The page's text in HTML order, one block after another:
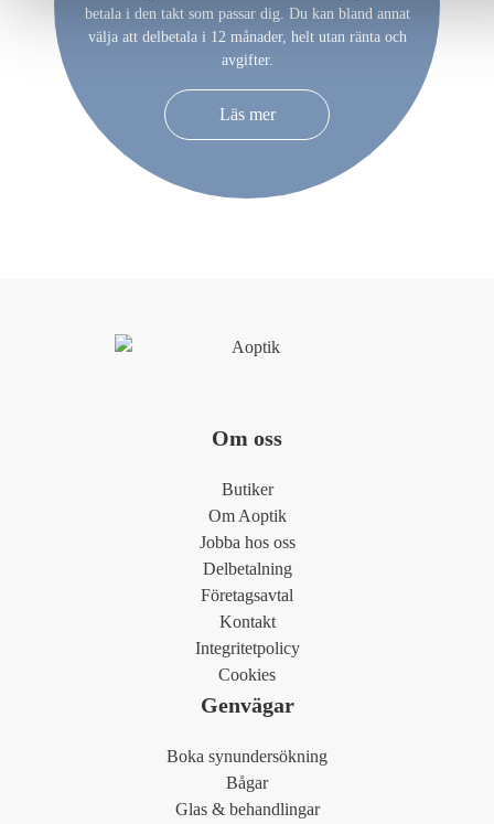
betala i den takt som passar dig. Du kan bland annat
välja att delbetala i 12 månader, helt utan ränta och
avgifter.
Läs mer
Om oss
Butiker
Om Aoptik
Jobba hos oss
Delbetalning
Företagsavtal
Kontakt
Integritetpolicy
Cookies
Genvägar
Boka synundersökning
Bågar
Glas & behandlingar